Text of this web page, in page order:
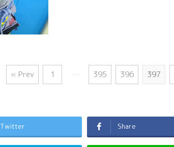
« Prev 1 … 395 396 397
Twitter Share